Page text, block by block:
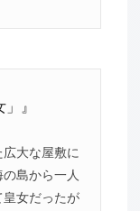
』
大な屋敷に
島から一人
女だったが